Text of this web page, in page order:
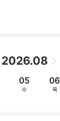
2026.08
05
수
06
목